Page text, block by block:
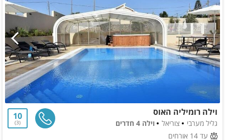
וילה רומיליה האוס
גליל מערבי צוריאל
וילה 4 חדרים
עד 14 אורחים
10
3